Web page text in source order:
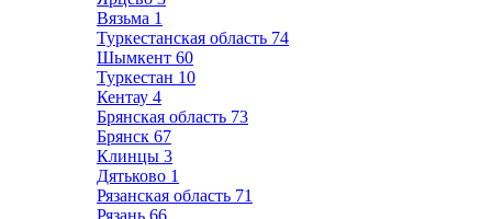
Вязьма 1
Туркестанская область 74
Шымкент 60
Туркестан 10
Кентау 4
Брянская область 73
Брянск 67
Клинцы 3
Дятьково 1
Рязанская область 71
Рязань 66